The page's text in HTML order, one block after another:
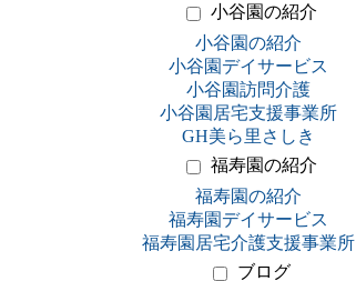
小谷園の紹介
小谷園の紹介
小谷園デイサービス
小谷園訪問介護
小谷園居宅支援事業所
GH美ら里さしき
福寿園の紹介
福寿園の紹介
福寿園デイサービス
福寿園居宅介護支援事業所
ブログ